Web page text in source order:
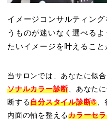
イメージコンサルティ ン
うものが迷いなく選べるよ
たいイメージを叶えること
当サロンでは、あなたに似
ソナルカラー診断 、あなた
断する自分スタイル診断®
内面の軸を整えるカラーセ